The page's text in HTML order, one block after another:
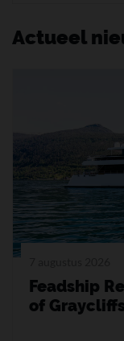
Actueel
Feadship
of Graycliffs